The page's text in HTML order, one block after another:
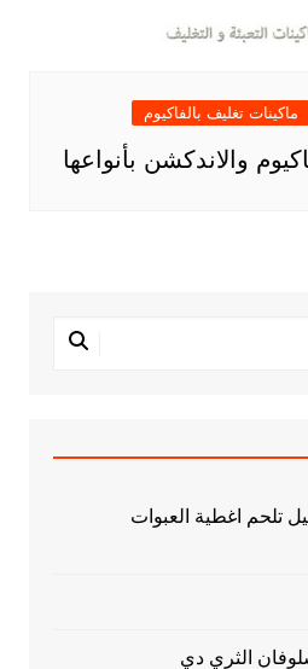
ماكينات تغليف بالفاكيوم
والاندكشن بأنواعها
تلحم اغطية العبوات